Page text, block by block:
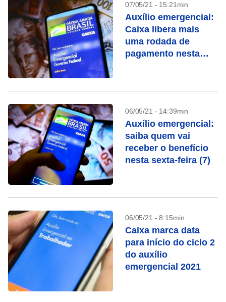
07/05/21 - 15:21min
Auxílio emergencial:
Caixa libera mais
uma rodada de
pagamento nesta
06/05/21 - 14:39min
Auxílio emergencial:
saiba quem vai
receber o benefício
nesta sexta-feira (7)
06/05/21 - 8:15min
Caixa marca data
para início do ciclo 2
do auxílio
emergencial 2021